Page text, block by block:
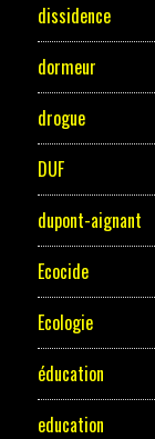
dissidence
dormeur
drogue
DUF
dupont-aignant
Ecocide
Ecologie
éducation
education